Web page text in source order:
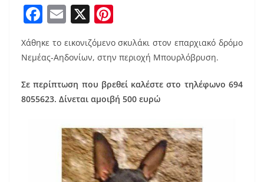
F
c
e
b
o
E
ai
X
er
st
Χάθηκε το εικονιζόμενο σκυλάκι στον επαρχιακό δρόμο
Νεμέας-Αηδονίων, στην περιοχή Μπουρλόβρυση.
Σε περίπτωση που βρεθεί καλέστε στο τηλέφωνο 694
8055623. Δίνεται αμοιβή 500 ευρώ